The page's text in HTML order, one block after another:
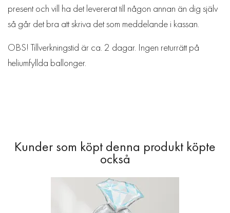
present och vill ha det levererat till någon annan än dig själv
så går det bra att skriva det som meddelande i kassan.
OBS! Tillverkningstid är ca. 2 dagar. Ingen returrätt på
heliumfyllda ballonger.